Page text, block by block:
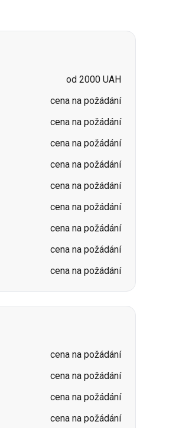
cena na požádání
cena na požádání
cena na požádání
cena na požádání
cena na požádání
cena na požádání
cena na požádání
cena na požádání
cena na požádání
cena na požádání
cena na požádání
cena na požádání